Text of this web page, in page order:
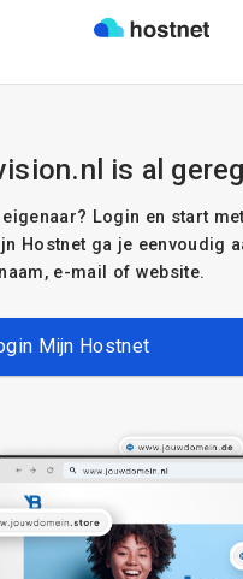
is al
eigenaar? Login en start
Hostnet ga je eenvoudig
e-mail of website.
Mijn Hostnet